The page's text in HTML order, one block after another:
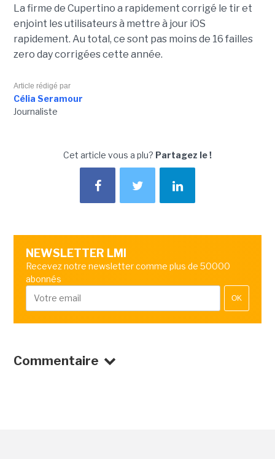
La firme de Cupertino a rapidement corrigé le tir et
enjoint les utilisateurs à mettre à jour iOS
rapidement. Au total, ce sont pas moins de 16 failles
zero day corrigées cette année.
Article rédigé par
Célia Seramour
Journaliste
Cet article vous a plu? Partagez le !
NEWSLETTER LMI
Recevez notre newsletter comme plus de 50000
abonnés
OK
Commentaire